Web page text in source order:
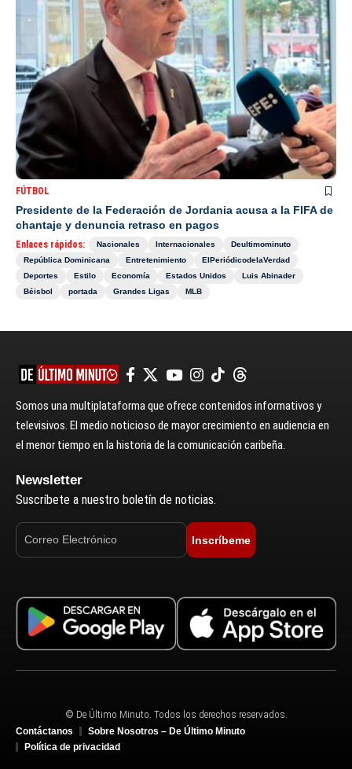
FÚTBOL
Presidente de la Federación de Jordania acusa a la FIFA de
chantaje y denuncia retraso en pagos
Enlaces rápidos: Nacionales Internacionales
Deultimominuto
República Dominicana
Entretenimiento
ElPeriódicodelaVerdad
Deportes
Estilo Economía Estados Unidos
Luis Abinader
Béisbol
portada Grandes Ligas MLB
Somos una multiplataforma que ofrece contenidos informativos y
televisivos. El medio noticioso de mayor crecimiento en audiencia en
el menor tiempo en la historia de la comunicación caribeña.
Newsletter
Suscríbete a nuestro boletín de noticias.
Inscríbeme
© De Último Minuto. Todos los derechos reservados.
Contáctanos
Sobre Nosotros – De Último Minuto
Política de privacidad